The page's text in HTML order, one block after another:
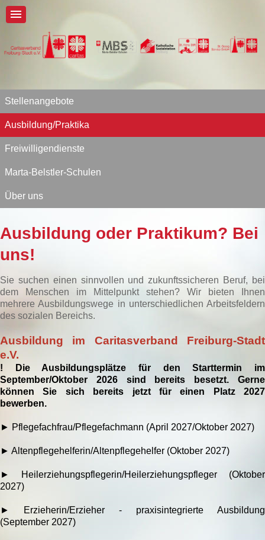
Stellenangebote
Ausbildung/Praktika
Freiwilligendienste
Marta-Belstler-Schulen
Über uns
Ausbildung oder Praktikum? Bei
uns!
Sie suchen einen sinnvollen und zukunftssicheren Beruf, bei
dem Menschen im Mittelpunkt stehen? Wir bieten Ihnen
mehrere Ausbildungswege in unterschiedlichen Arbeitsfeldern
des sozialen Bereichs.
Ausbildung im Caritasverband Freiburg-Stadt
e.V.
! Die Ausbildungsplätze für den Starttermin im
September/Oktober 2026 sind bereits besetzt. Gerne
können Sie sich bereits jetzt für einen Platz 2027
bewerben.
► Pflegefachfrau/Pflegefachmann (April 2027/Oktober 2027)
► Altenpflegehelferin/Altenpflegehelfer (Oktober 2027)
► Heilerziehungspflegerin/Heilerziehungspfleger (Oktober
2027)
►
Erzieherin/Erzieher - praxisintegrierte Ausbildung
(September 2027)